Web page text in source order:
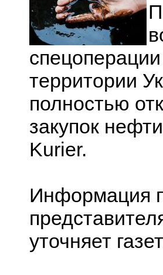
территории
полностью
закупок
Kurier.
Информация
уточняет